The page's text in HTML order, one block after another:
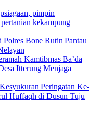
pimpin
kekampung
Bone Rutin Pantau
Kamtibmas Ba’da
Itterung Menjaga
Peringatan Ke-
Huffaqh di Dusun Tuju